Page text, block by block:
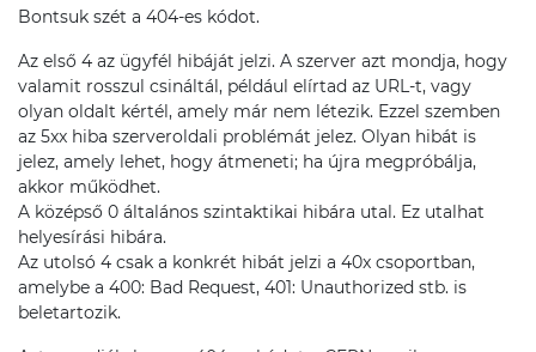
Bontsuk szét a 404-es kódot.
Az első 4 az ügyfél hibáját jelzi. A szerver azt mondja, hogy
valamit rosszul csináltál, például elírtad az URL-t, vagy
olyan oldalt kértél, amely már nem létezik. Ezzel szemben
az 5xx hiba szerveroldali problémát jelez. Olyan hibát is
jelez, amely lehet, hogy átmeneti; ha újra megpróbálja,
akkor működhet.
A középső 0 általános szintaktikai hibára utal. Ez utalhat
helyesírási hibára.
Az utolsó 4 csak a konkrét hibát jelzi a 40x csoportban,
amelybe a 400: Bad Request, 401: Unauthorized stb. is
beletartozik.